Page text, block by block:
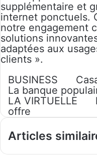
supplémentaire et
internet ponctuels.
notre engagement
solutions
adaptées aux
clients ».
BUSINESS
La banque
LA VIRTUELLE
offre
Articles